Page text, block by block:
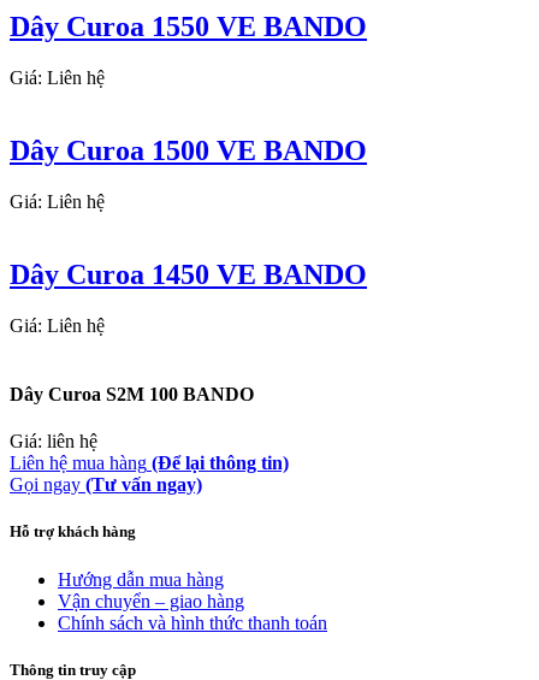
Dây Curoa 1550 VE BANDO
Giá: Liên hệ
Dây Curoa 1500 VE BANDO
Giá: Liên hệ
Dây Curoa 1450 VE BANDO
Giá: Liên hệ
Dây Curoa S2M 100 BANDO
Giá: liên hệ
Liên hệ mua hàng (Để lại thông tin)
Gọi ngay (Tư vấn ngay)
Hỗ trợ khách hàng
Hướng dẫn mua hàng
Vận chuyển – giao hàng
Chính sách và hình thức thanh toán
Thông tin truy cập